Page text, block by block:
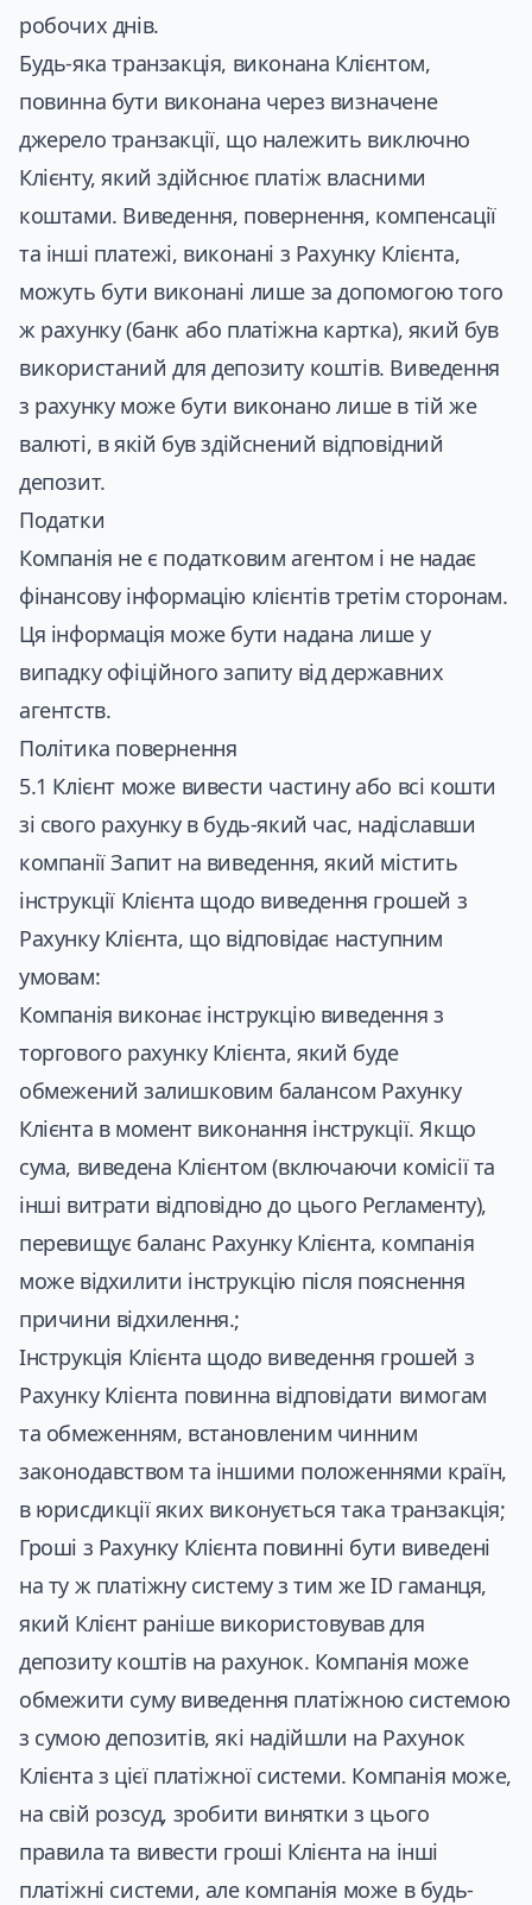
робочих днів.
Будь-яка транзакція, виконана Клієнтом,
повинна бути виконана через визначене
джерело транзакції, що належить виключно
Клієнту, який здійснює платіж власними
коштами. Виведення, повернення, компенсації
та інші платежі, виконані з Рахунку Клієнта,
можуть бути виконані лише за допомогою того
ж рахунку (банк або платіжна картка), який був
використаний для депозиту коштів. Виведення
з рахунку може бути виконано лише в тій же
валюті, в якій був здійснений відповідний
депозит.
Податки
Компанія не є податковим агентом і не надає
фінансову інформацію клієнтів третім сторонам.
Ця інформація може бути надана лише у
випадку офіційного запиту від державних
агентств.
Політика повернення
5.1 Клієнт може вивести частину або всі кошти
зі свого рахунку в будь-який час, надіславши
компанії Запит на виведення, який містить
інструкції Клієнта щодо виведення грошей з
Рахунку Клієнта, що відповідає наступним
умовам:
Компанія виконає інструкцію виведення з
торгового рахунку Клієнта, який буде
обмежений залишковим балансом Рахунку
Клієнта в момент виконання інструкції. Якщо
сума, виведена Клієнтом (включаючи комісії та
інші витрати відповідно до цього Регламенту),
перевищує баланс Рахунку Клієнта, компанія
може відхилити інструкцію після пояснення
причини відхилення.;
Інструкція Клієнта щодо виведення грошей з
Рахунку Клієнта повинна відповідати вимогам
та обмеженням, встановленим чинним
законодавством та іншими положеннями країн,
в юрисдикції яких виконується така транзакція;
Гроші з Рахунку Клієнта повинні бути виведені
на ту ж платіжну систему з тим же ID гаманця,
який Клієнт раніше використовував для
депозиту коштів на рахунок. Компанія може
обмежити суму виведення платіжною системою
з сумою депозитів, які надійшли на Рахунок
Клієнта з цієї платіжної системи. Компанія може,
на свій розсуд, зробити винятки з цього
правила та вивести гроші Клієнта на інші
платіжні системи, але компанія може в будь-